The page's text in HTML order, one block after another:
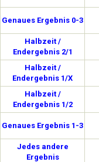
Genaues Ergebnis 0-3
Halbzeit /
Endergebnis 2/1
Halbzeit /
Endergebnis 1/X
Halbzeit /
Endergebnis 1/2
Genaues Ergebnis 1-3
Jedes andere
Ergebnis